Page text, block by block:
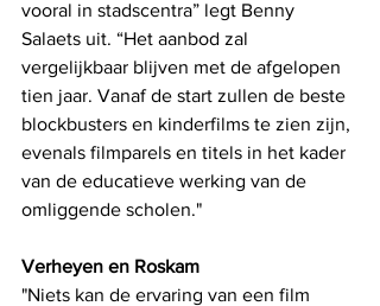
vooral in stadscentra” legt Benny
Salaets uit. “Het aanbod zal
vergelijkbaar blijven met de afgelopen
tien jaar. Vanaf de start zullen de beste
blockbusters en kinderfilms te zien zijn,
evenals filmparels en titels in het kader
van de educatieve werking van de
omliggende scholen."
Verheyen en Roskam
"Niets kan de ervaring van een film